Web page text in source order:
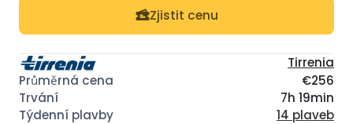
Zjistit cenu
Tirrenia
€256
7h 19min
14 plaveb